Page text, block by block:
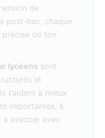
de
post-bac, chaque
de ton
lycéens sont
et
t’aident à mieux
importantes, à
à avancer avec